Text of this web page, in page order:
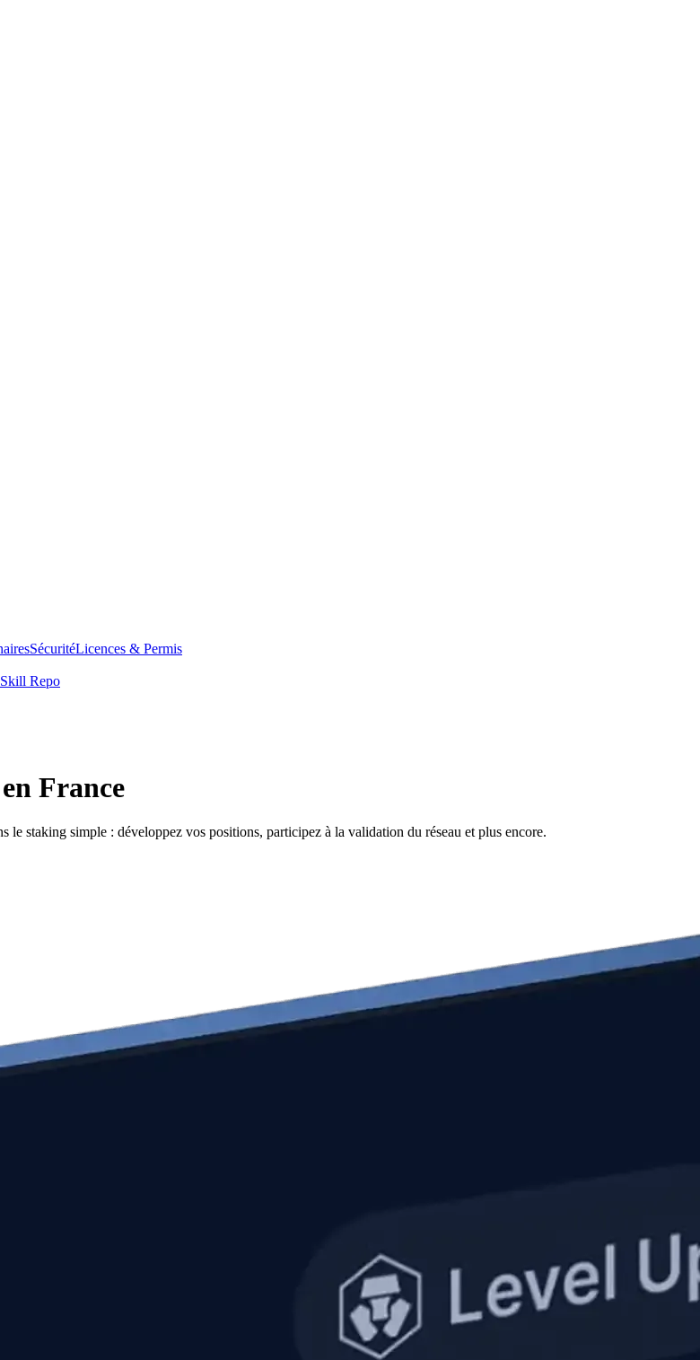
SécuritéLicences & Permis
Repo
France
staking simple : développez vos positions, participez à la validation du réseau et plus encore.